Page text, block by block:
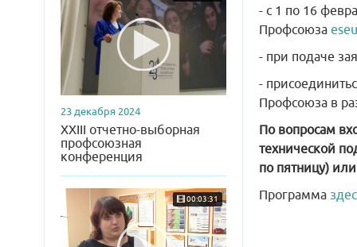
23 декабря 2024
XXIII отчетно-выборная
профсоюзная
конференция
00:03:31
- с 1 по 16
Профсоюза
- при подаче
-
Профсоюза в
По вопросам
технической
по пятницу)
Программа